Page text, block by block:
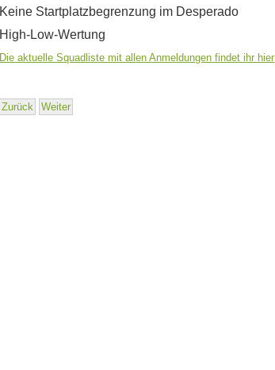
Keine Startplatzbegrenzung im Desperado
High-Low-Wertung
Die aktuelle Squadliste mit allen Anmeldungen findet ihr hier
Zurück Weiter